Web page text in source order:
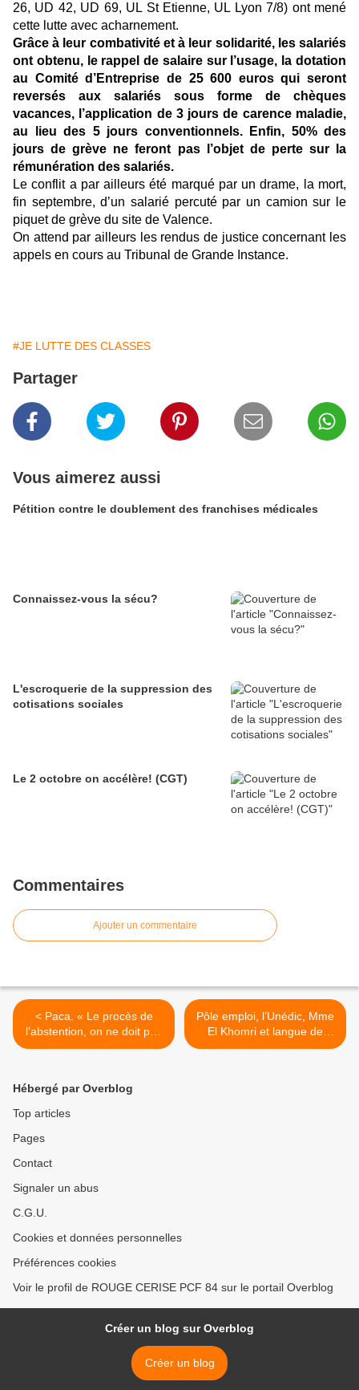
26, UD 42, UD 69, UL St Etienne, UL Lyon 7/8) ont mené
cette lutte avec acharnement.
Grâce à leur combativité et à leur solidarité, les salariés
ont obtenu, le rappel de salaire sur l’usage, la dotation
au Comité d’Entreprise de 25 600 euros qui seront
reversés aux salariés sous forme de chèques
vacances, l’application de 3 jours de carence maladie,
au lieu des 5 jours conventionnels. Enfin, 50% des
jours de grève ne feront pas l’objet de perte sur la
rémunération des salariés.
Le conflit a par ailleurs été marqué par un drame, la mort,
fin septembre, d’un salarié percuté par un camion sur le
piquet de grève du site de Valence.
On attend par ailleurs les rendus de justice concernant les
appels en cours au Tribunal de Grande Instance.
#JE LUTTE DES CLASSES
Partager
Vous aimerez aussi
Pétition contre le doublement des franchises médicales
Connaissez-vous la sécu?
L'escroquerie de la suppression des
cotisations sociales
Le 2 octobre on accélère! (CGT)
Commentaires
Ajouter un commentaire
< Paca. « Le procès de
l’abstention, on ne doit pas
le faire au peuple »
Pôle emploi, l’Unédic, Mme
El Khomri et langue de
béton >
Hébergé par Overblog
Top articles
Pages
Contact
Signaler un abus
C.G.U.
Cookies et données personnelles
Préférences cookies
Voir le profil de ROUGE CERISE PCF 84 sur le portail Overblog
Créer un blog sur Overblog
Créer un blog